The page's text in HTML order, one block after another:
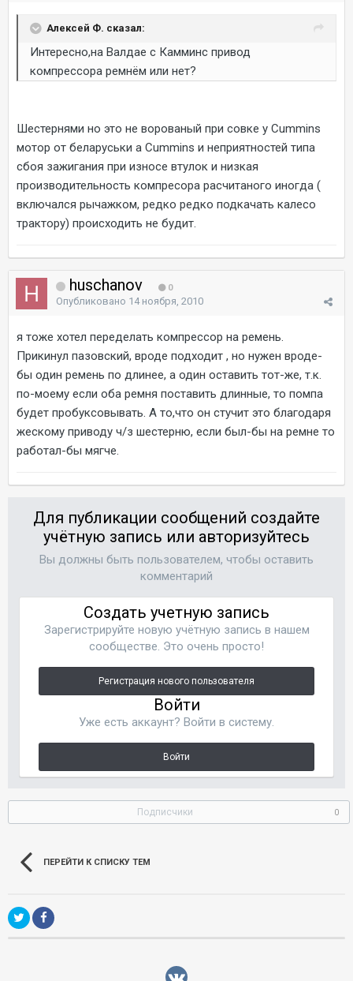
Алексей Ф. сказал:
Интересно,на Валдае с Камминс привод
компрессора ремнём или нет?
Шестернями но это не ворованый при совке у Cummins
мотор от беларуськи а Cummins и неприятностей типа
сбоя зажигания при износе втулок и низкая
производительность компресора расчитаного иногда (
включался рычажком, редко редко подкачать калесо
трактору) происходить не будит.
huschanov 0
Опубликовано 14 ноября, 2010
я тоже хотел переделать компрессор на ремень.
Прикинул пазовский, вроде подходит , но нужен вроде-
бы один ремень по длинее, а один оставить тот-же, т.к.
по-моему если оба ремня поставить длинные, то помпа
будет пробуксовывать. А то,что он стучит это благодаря
жескому приводу ч/з шестерню, если был-бы на ремне то
работал-бы мягче.
Для публикации сообщений создайте
учётную запись или авторизуйтесь
Вы должны быть пользователем, чтобы оставить
комментарий
Создать учетную запись
Зарегистрируйте новую учётную запись в нашем
сообществе. Это очень просто!
Регистрация нового пользователя
Войти
Уже есть аккаунт? Войти в систему.
Войти
Подписчики 0
ПЕРЕЙТИ К СПИСКУ ТЕМ